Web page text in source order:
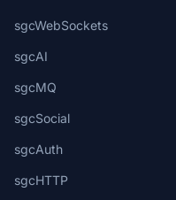
sgcWebSockets
sgcAI
sgcMQ
sgcSocial
sgcAuth
sgcHTTP